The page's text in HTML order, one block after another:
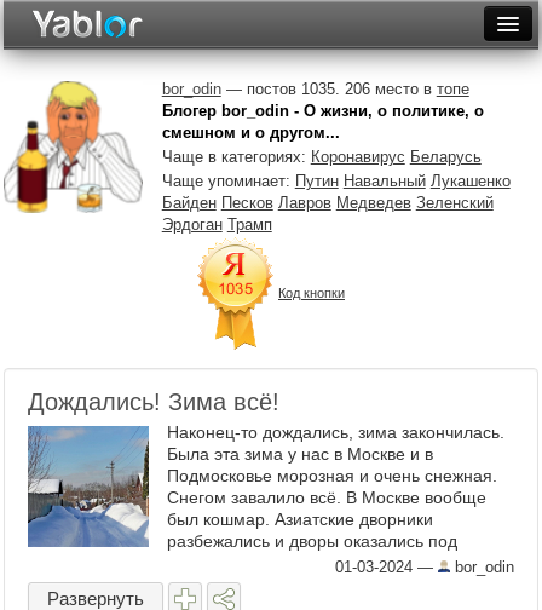
Неделя
Месяц
Рейтинги
Архив
Фототоп
bor_odin— постов 1035. 206 место в топе
Блогер bor_odin - О жизни, о политике, о
смешном и о другом...
Чаще в категориях: Коронавирус Беларусь
Чаще упоминает: Путин Навальный Лукашенко
Байден Песков Лавров Медведев Зеленский
Эрдоган Трамп
Код кнопки
Дождались! Зима всё!
Наконец-то дождались, зима закончилась.
Была эта зима у нас в Москве и в
Подмосковье морозная и очень снежная.
Снегом завалило всё. В Москве вообще
был кошмар. Азиатские дворники
разбежались и дворы оказались под
снегом. На машине не проехать и пешком
трудно пройти, особенно пожилым ...
01-03-2024 — bor_odin
Развернуть